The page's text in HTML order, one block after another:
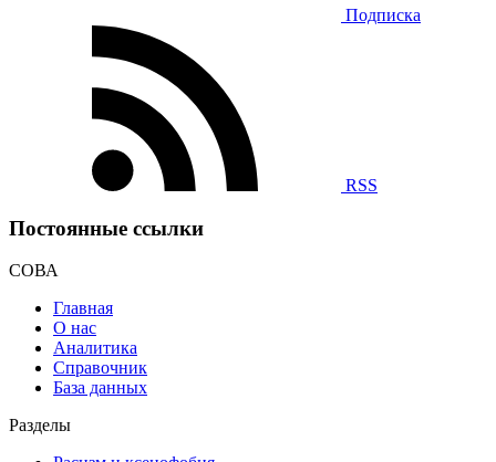
Подписка
RSS
Постоянные ссылки
СОВА
Главная
О нас
Аналитика
Справочник
База данных
Разделы